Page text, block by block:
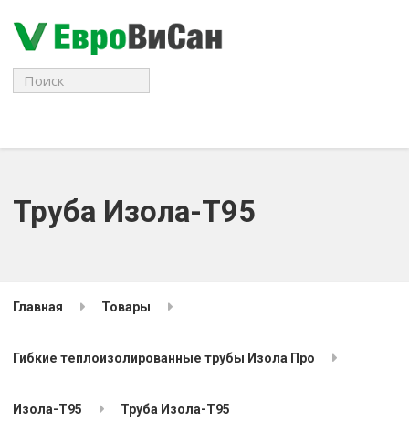
Поиск
для:
Труба Изола-Т95
Главная Товары
Гибкие теплоизолированные трубы Изола Про
Изола-Т95 Труба Изола-Т95